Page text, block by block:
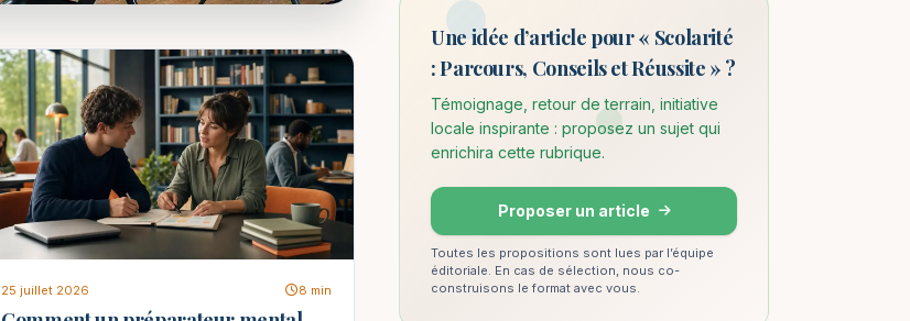
25 juillet 2026 8 min
Une idée d’article pour « Scolarité
: Parcours, Conseils et Réussite » ?
Témoignage, retour de terrain, initiative
locale inspirante : proposez un sujet qui
enrichira cette rubrique.
Proposer un article
Toutes les propositions sont lues par l’équipe
éditoriale. En cas de sélection, nous co-
construisons le format avec vous.